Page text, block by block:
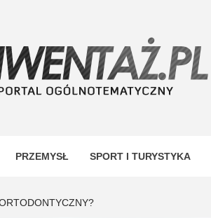
PRZEMYSŁ SPORT I TURYSTYKA